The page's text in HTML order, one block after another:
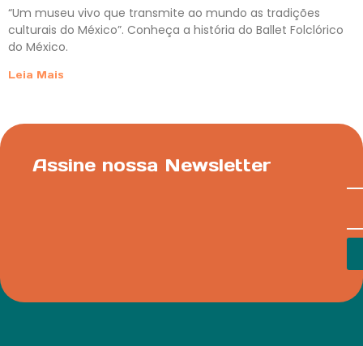
“Um museu vivo que transmite ao mundo as tradições
culturais do México”. Conheça a história do Ballet Folclórico
do México.
Leia Mais
Assine nossa Newsletter